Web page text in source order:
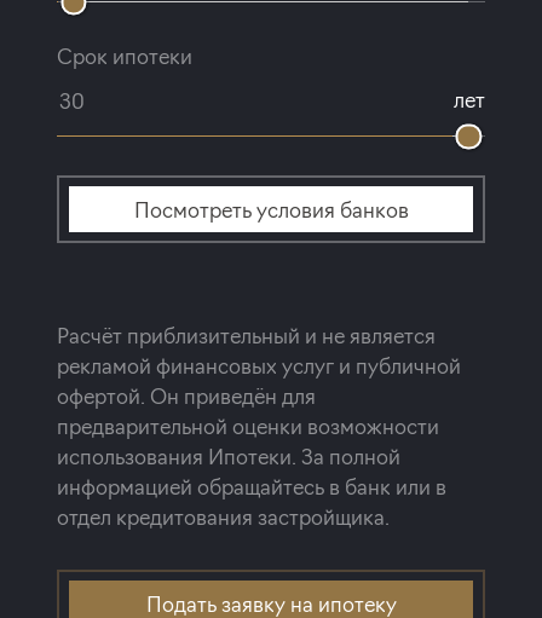
Срок ипотеки
лет
Посмотреть условия банков
Расчёт приблизительный и не является
рекламой финансовых услуг и публичной
офертой. Он приведён для
предварительной оценки возможности
использования Ипотеки. За полной
информацией обращайтесь в банк или в
отдел кредитования застройщика.
Подать заявку на ипотеку